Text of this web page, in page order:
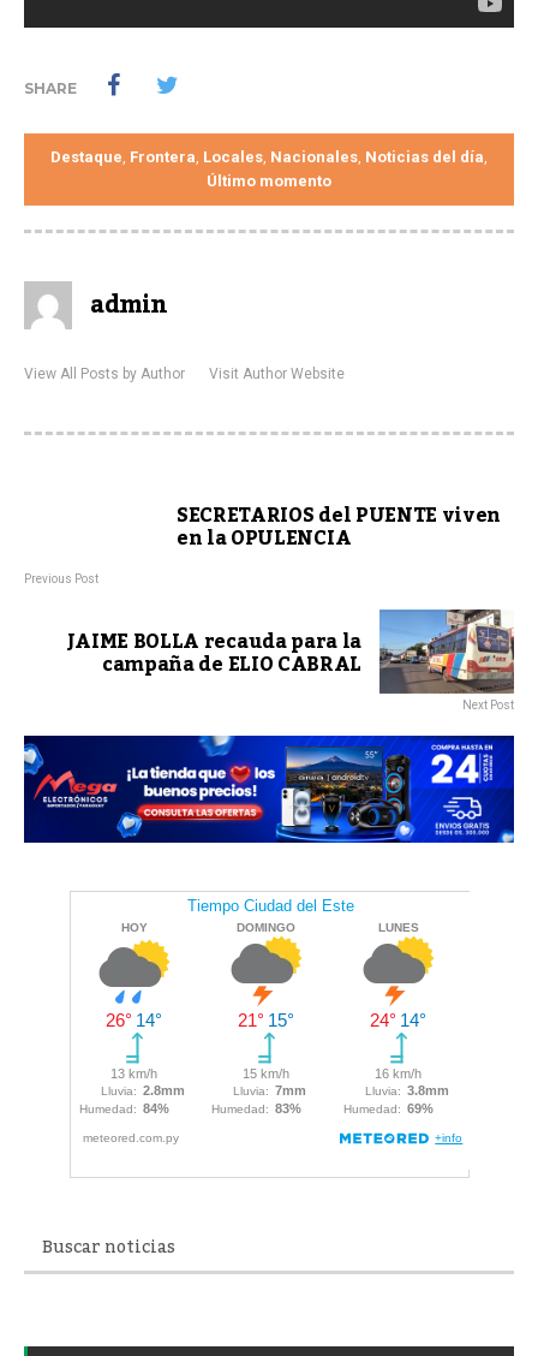
SHARE
Destaque, Frontera, Locales, Nacionales, Noticias del día,
Último momento
admin
View All Posts by Author Visit Author Website
SECRETARIOS del PUENTE viven
en la OPULENCIA
Previous Post
JAIME BOLLA recauda para la
campaña de ELIO CABRAL
Next Post